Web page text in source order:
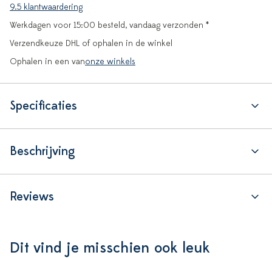
9.5 klantwaardering
Werkdagen voor 15:00 besteld, vandaag verzonden *
Verzendkeuze DHL of ophalen in de winkel
Ophalen in een vanonze winkels
Specificaties
Beschrijving
Reviews
Dit vind je misschien ook leuk